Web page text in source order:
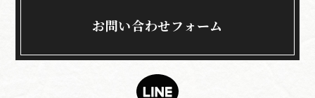
お問い合わせフォーム